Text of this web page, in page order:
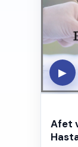
▶
Afet